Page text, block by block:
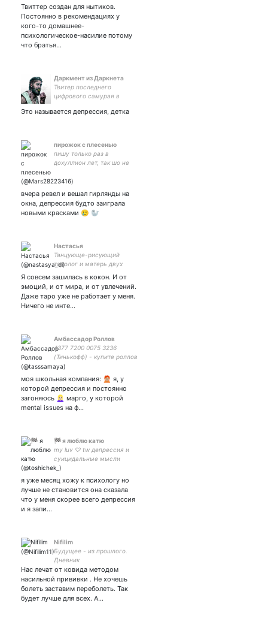
Твиттер создан для нытиков.
Постоянно в рекомендациях у
кого-то домашнее-
психологическое-насилие потому
что братья…
Даркмент из Даркнета
Твитер последнего
цифрового самурая в
Это называется депрессия, детка
пирожок с плесенью
пишу только раз в
дохуллион лет, так шо не
вчера ревел и вешал гирлянды на
окна, депрессия будто заиграла
новыми красками 🥲 🦭
Настасья
Танцующе-рисующий
таролог и матерь двух
#illustration
Я совсем зашилась в кокон. И от
эмоций, и от мира, и от увлечений.
Даже таро уже не работает у меня.
Ничего не инте…
Амбассадор Роллов
4377 7200 0075 3236
(Тинькофф) - купите роллов
// с моим бобром
воспитываем бейби-
бобров Настю и
моя школьная компания: 🧑🏼‍🦰 я, у
которой депрессия и постоянно
загоняюсь 👱🏻‍♀️ марго, у которой
mental issues на ф…
🏁 я люблю катю
my luv ♡ tw депрессия и
суицидальные мысли
я уже месяц хожу к психологу но
лучше не становится она сказала
что у меня скорее всего депрессия
и я запи…
Nifilim
Будущее - из прошлого.
Дневник
Нас лечат от ковида методом
насильной прививки . Не хочешь
болеть заставим переболеть. Так
будет лучше для всех. А…